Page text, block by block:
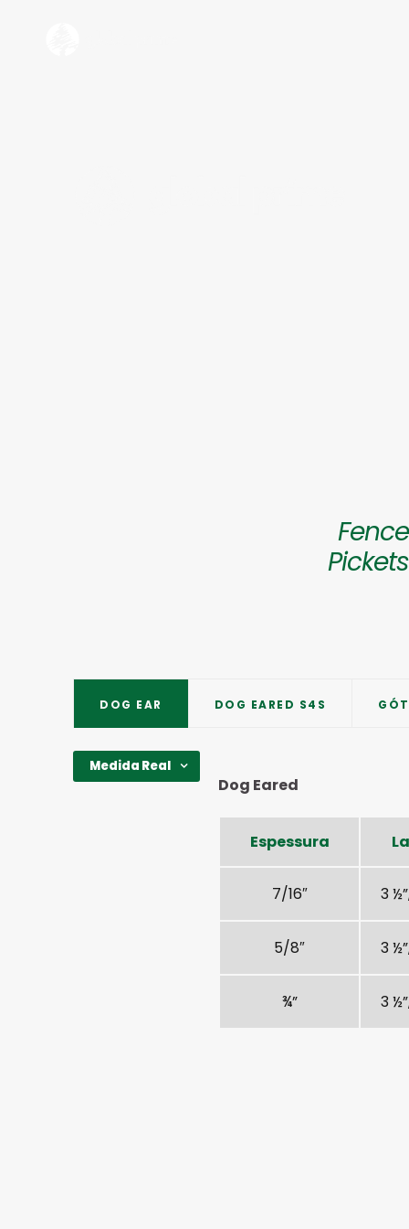
Fence
Pickets
DOG EAR DOG EARED S4S
Medida Real
Dog Eared
Espessura
7/16″ 3
5/8″ 3
¾” 3